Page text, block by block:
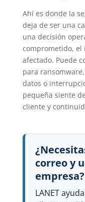
Ahí es donde la
deja de ser una
una decisión
comprometido, el
afectado. Puede
para
datos o
pequeña siente
cliente y
correo y
empresa?
LANET